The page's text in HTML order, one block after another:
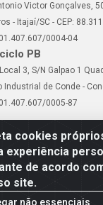
cookies
experiência
de acordo
site.
não essenciais
Victor Gonçalves,
- Itajaí/SC - CEP:
0004-04
PB
3, S/N Galpao 1
Industrial de Conde -
0005-87